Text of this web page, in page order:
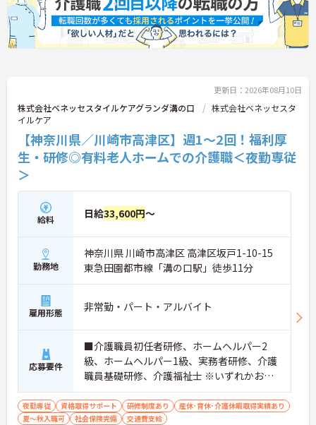
更新日：2026年08月10日
株式会社ベネッセスタイルケアグランダ溝の口
株式会社ベネッセスタ
イルケア
【神奈川県／川崎市高津区】週1～2回！福利厚
生・研修◎有料老人ホームでの介護職＜夜勤専従
＞
給料 日給33,600円～
勤務地
神奈川県 川崎市高津区 高津区坂戸1-10-15
東急田園都市線「溝の口駅」徒歩11分
雇用形態 非常勤・パート・アルバイト
応募要件
■介護職員初任者研修、ホームヘルパー2
級、ホームヘルパー1級、実務者研修、介護
職員基礎研修、介護福祉士 ※いずれかお持
ちの方
夜勤専従 資格取得サポート 研修制度あり
産休･育休･介護休暇取得実績あり
夏～秋入職可
社会保険完備 交通費支給